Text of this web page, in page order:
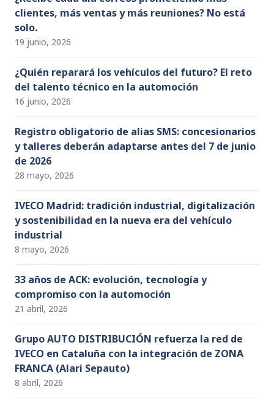
clientes, más ventas y más reuniones? No está
solo.
19 junio, 2026
¿Quién reparará los vehículos del futuro? El reto
del talento técnico en la automoción
16 junio, 2026
Registro obligatorio de alias SMS: concesionarios
y talleres deberán adaptarse antes del 7 de junio
de 2026
28 mayo, 2026
IVECO Madrid: tradición industrial, digitalización
y sostenibilidad en la nueva era del vehículo
industrial
8 mayo, 2026
33 años de ACK: evolución, tecnología y
compromiso con la automoción
21 abril, 2026
Grupo AUTO DISTRIBUCIÓN refuerza la red de
IVECO en Cataluña con la integración de ZONA
FRANCA (Alari Sepauto)
8 abril, 2026